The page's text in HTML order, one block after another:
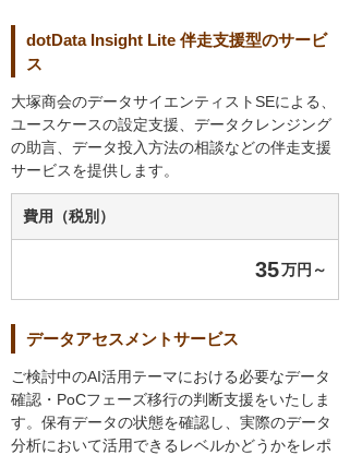
dotData Insight Lite 伴走支援型のサービ
ス
大塚商会のデータサイエンティストSEによる、
ユースケースの設定支援、データクレンジング
の助言、データ投入方法の相談などの伴走支援
サービスを提供します。
費用（税別）
35万円～
データアセスメントサービス
ご検討中のAI活用テーマにおける必要なデータ
確認・PoCフェーズ移行の判断支援をいたしま
す。保有データの状態を確認し、実際のデータ
分析において活用できるレベルかどうかをレポ